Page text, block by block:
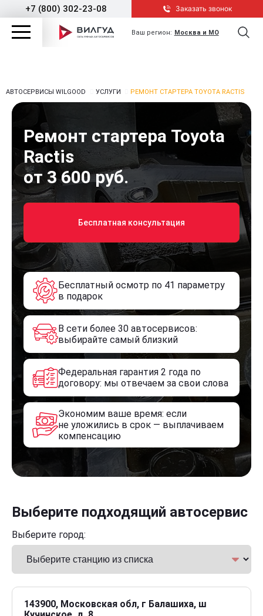
+7 (800) 302-23-08 Заказать звонок
Ваш регион: Москва и МО
АВТОСЕРВИСЫ WILGOOD УСЛУГИ РЕМОНТ СТАРТЕРА TOYOTA RACTIS
Ремонт стартера Toyota
Ractis
от 3 600 руб.
Бесплатная консультация
Бесплатный осмотр по 41 параметру
в подарок
В сети более 30 автосервисов:
выбирайте самый близкий
Федеральная гарантия 2 года по
договору: мы отвечаем за свои слова
Экономим ваше время: если
не уложились в срок — выплачиваем
компенсацию
Выберите подходящий автосервис
Выберите город:
143900, Московская обл, г Балашиха, ш